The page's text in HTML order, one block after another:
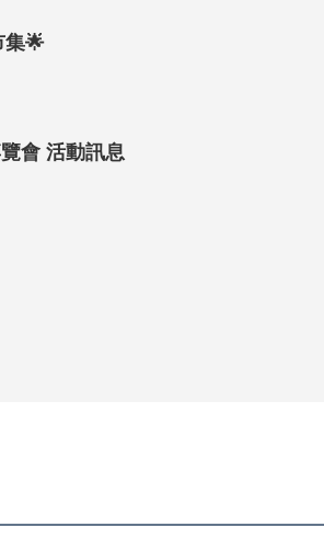
集🌟
會 活動訊息